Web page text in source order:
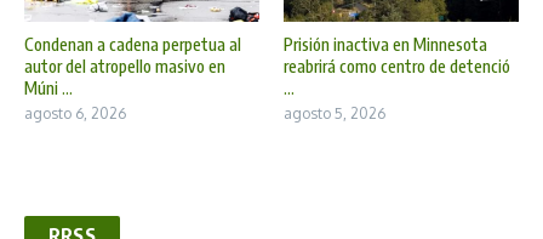
Condenan a cadena perpetua al
autor del atropello masivo en
Múni ...
agosto 6, 2026
Prisión inactiva en Minnesota
reabrirá como centro de detenció
...
agosto 5, 2026